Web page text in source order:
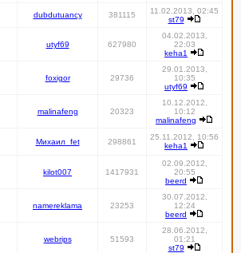
dubdutuancy 381115
11.02.2013, 02:45
st79
utyf69 627980
04.02.2013,
22:03
keha1
foxigor 29736
29.01.2013,
10:35
utyf69
malinafeng 20323
10.12.2012,
10:12
malinafeng
Михаил_fet 298861
25.11.2012, 10:56
keha1
kilot007 1417931
02.09.2012,
20:55
beerd
namereklama 23253
30.07.2012,
12:24
beerd
webrips 51593
28.06.2012,
01:21
st79